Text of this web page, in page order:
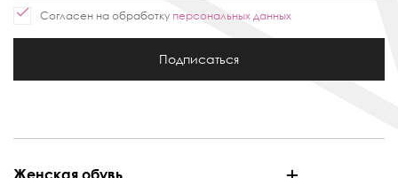
Согласен на обработку персональных данных
Подписаться
Женская обувь